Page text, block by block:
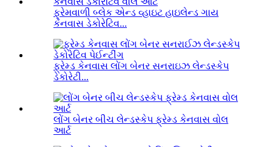
ફ્રેમવાળી બ્લેક એન્ડ વ્હાઇટ હાઇલેન્ડ ગાય
કેનવાસ ડેકોરેટિવ...
ફ્રેમ્ડ કેનવાસ લોંગ બેનર સનરાઇઝ લેન્ડસ્કેપ
ડેકોરેટી...
લોંગ બેનર બીચ લેન્ડસ્કેપ ફ્રેમ્ડ કેનવાસ વોલ
આર્ટ